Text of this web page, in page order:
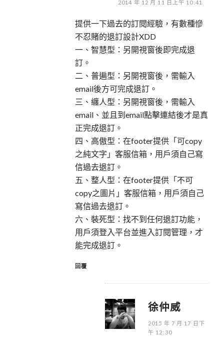
2014 年 12 月 11 日上午 10:41
提供一下過去的訂閱經驗，有數種慘
不忍賭的退訂設計XDD
一、智慧型：另開視窗後即完成退
訂。
二、普遍型：另開視窗後，需輸入
email後方可完成退訂。
三、纏人型：另開視窗後，需輸入
email、並且到email點擊連結後才是真
正完成退訂。
四、高傲型：在footer提供「可copy
之純文字」客服信箱，用戶須自己寫
信過去退訂。
五、整人型：在footer提供「不可
copy之圖片」客服信箱，用戶須自己
寫信過去退訂。
六、裝死型：找不到任何退訂功能，
用戶須登入平台並進入訂閱管理，才
能完成退訂。
回覆
徐仲威
2015 年 7 月 17 日下
午 12:30